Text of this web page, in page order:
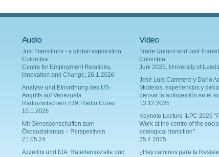
Audio
Just Transitions - a global exploration:
Colombia
Centre for Employment Relations,
Innovation and Change, 26.1.2026
Analyse und Einordnung des US-
Angriffs auf Venezuela
Radiozwitschern #39, Radio Corax
10.1.2026
Mit Genossenschaften zum
Ökosozialismus – Perspektiven
21.05.24
Azzellini und IDA: Rätedemokratie und
Video
Trade Unions and Just
Colombia
Juni 2025, University of Leeds
Josè Luis Carretero y Dario
Modelos, experiencias y
pensar la autogestión en el
13.12.2025
Keynote Lecture ILPC 2025
Work at the centre of the
ecological transition"
25.4.2025
¿Hay caminos para la